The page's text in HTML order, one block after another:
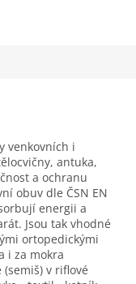
venkovních i
antuka,
a ochranu
obuv dle ČSN EN
energii a
Jsou tak vhodné
ortopedickými
i za mokra
v riflové